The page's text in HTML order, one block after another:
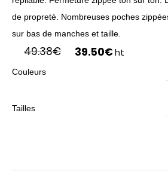
de propreté. Nombreuses poches
sur bas de manches et taille.
49.38€ 39.50€ Le
ht
Couleurs
Tailles